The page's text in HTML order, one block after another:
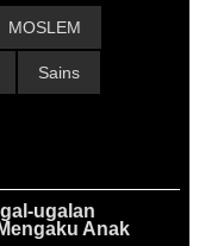
MOSLEM
Sains
ugalan
Anak